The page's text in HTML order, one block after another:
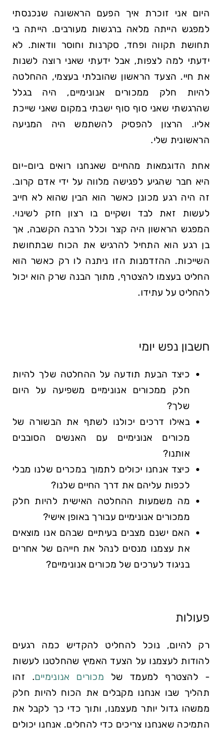
היום אני זוכרת איך הפעם הראשונה שנכנסתי
למפגש הייתה מלאה ברגשות מעורבים. הייתה בי
תחושת תקווה ופחד, סקרנות וחוסר וודאות. לא
ידעתי למה לצפות, אבל ידעתי שאני רוצה לשנות
את חיי. הצעד הראשון שהובלתי בעצמי, ההחלטה
להיות חלק ממכורים אנונימיים, היה בגלל
שהרגשתי שאני סוף סוף ישבתי במקום שאני שייכת
אליו. הרצון להפסיק להשתמש היה המניעה
הראשונית שלי.
אחת הדוגמאות מהחיים שאנחנו רואים ביום-יום
היא חבר שהגיע לפגישה מלווה על ידי אדם קרוב.
זה היה רגע מכונן כאשר הוא הבין שהוא לא חייב
לעשות זאת לבד ושקיים בו רצון חזק לשינוי.
המפגש הראשון היה קצר וכלל הרבה הקשבה, אך
בן רגע הוא התחיל להרגיש את הכוח שבתחושת
השייכות. ההזדמנות הזו ניתנה לו רק כאשר הוא
החליט בעצמו להצטרף, מתוך הבנה שרק הוא יכול
להחליט על עתידו.
חשבון נפש יומי
כיצד הבעת תודעה על ההחלטה שלך להיות
חלק ממכורים אנונימיים משפיעה על היום
שלך?
באילו דרכים יכולנו לשתף את הבשורה של
מכורים אנונימיים עם האנשים הסובבים
אותנו?
כיצד אנחנו יכולים לתמוך במכרים שלנו מבלי
לכפות עליהם את דרך החיים שלנו?
מה משמעות ההחלטה האישית להיות חלק
ממכורים אנונימיים עבורך באופן אישי?
האם ישנם מצבים בעיתיים שבהם אנו מוצאים
את עצמנו מנסים לנהל את חייהם של אחרים
בניגוד לערכים של מכורים אנונימיים?
פעולות
רק להיום, נוכל להחליט להקדיש כמה רגעים
להודות לעצמנו על הצעד האמיץ שהחלטנו לעשות
- להצטרף למעמד של מכורים אנונימיים. זהו
תהליך שבו אנחנו מקבלים את הכוח להיות חלק
ממשהו גדול יותר מעצמנו, ותוך כדי כך לקבל את
התמיכה שאנחנו צריכים כדי להחלים. אנחנו יכולים